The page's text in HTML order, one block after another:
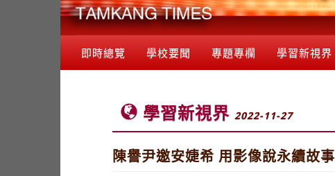
即時總覽 學校要聞 專題專欄 學習新視界
學習新視界 2022-11-27
陳譽尹邀安婕希 用影像說永續故事